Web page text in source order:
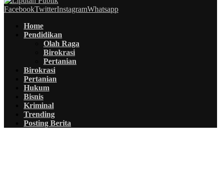
FacebookTwitterInstagramWhatsapp
Home
Pendidikan
Olah Raga
Birokrasi
Pertanian
Birokrasi
Pertanian
Hukum
Bisnis
Kriminal
Trending
Posting Berita